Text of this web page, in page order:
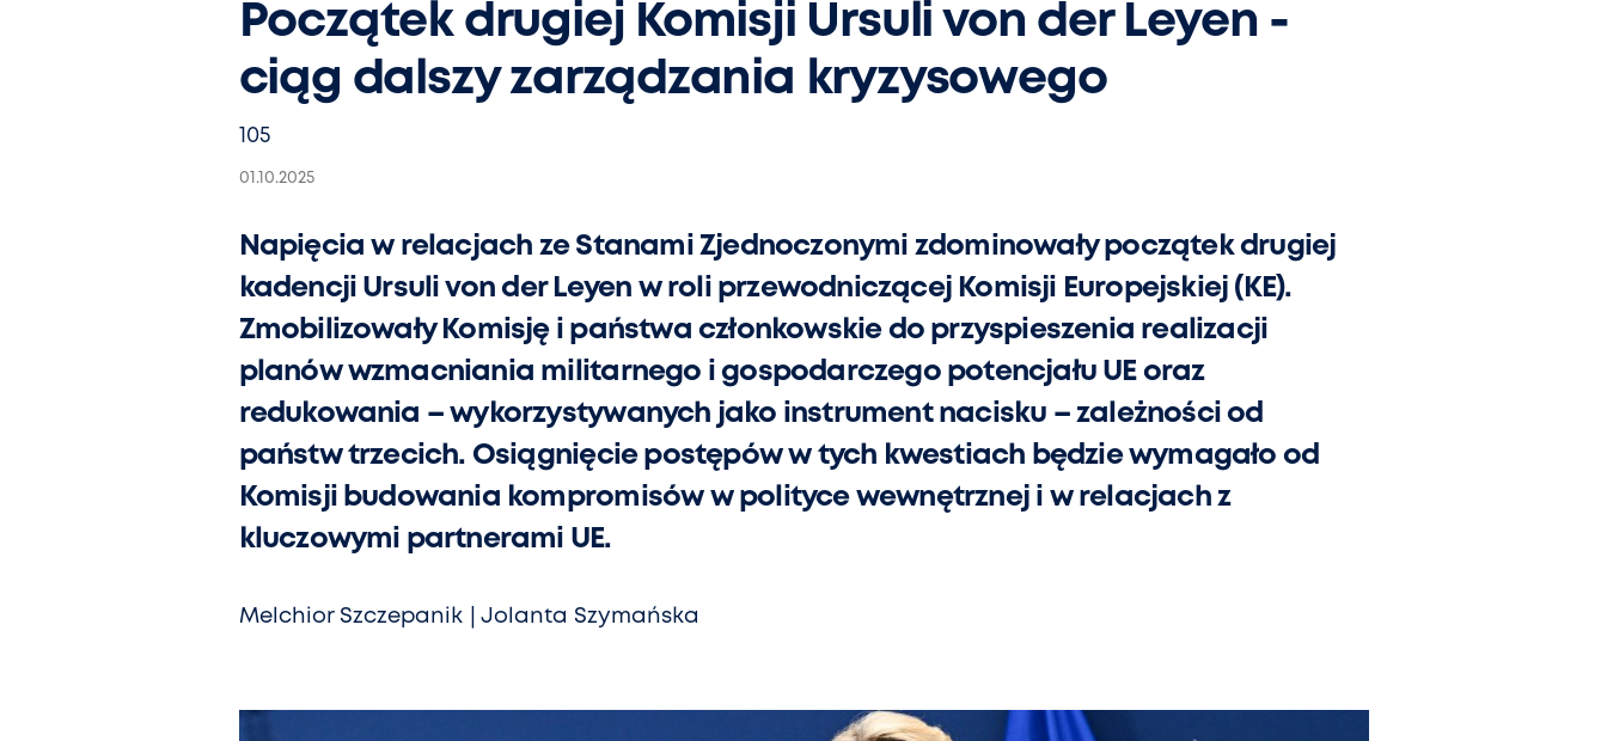
Początek drugiej Komisji Ursuli von der Leyen -
ciąg dalszy zarządzania kryzysowego
105
01.10.2025
Napięcia w relacjach ze Stanami Zjednoczonymi zdominowały początek drugiej
kadencji Ursuli von der Leyen w roli przewodniczącej Komisji Europejskiej (KE).
Zmobilizowały Komisję i państwa członkowskie do przyspieszenia realizacji
planów wzmacniania militarnego i gospodarczego potencjału UE oraz
redukowania – wykorzystywanych jako instrument nacisku – zależności od
państw trzecich. Osiągnięcie postępów w tych kwestiach będzie wymagało od
Komisji budowania kompromisów w polityce wewnętrznej i w relacjach z
kluczowymi partnerami UE.
Melchior Szczepanik Jolanta Szymańska